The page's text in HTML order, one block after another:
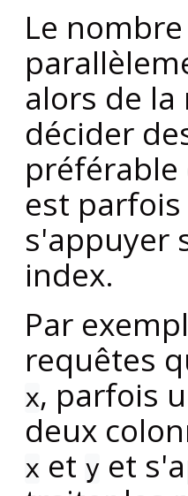
Le
alors de
décider
préférable
est
s'appuyer
index.
Par
requêtes
x, parfois
deux
x et y et